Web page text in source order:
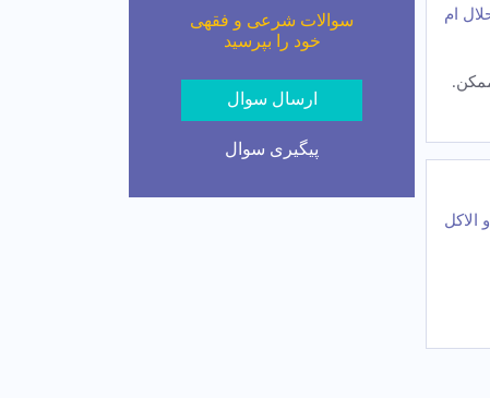
ام
الاکل
سوالات شرعی و فقهی
خود را بپرسید
ارسال سوال
پیگیری سوال